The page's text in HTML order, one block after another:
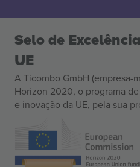
Selo de
UE
A Ticombo GmbH (empresa-
Horizon 2020, o programa
e inovação da UE, pela sua